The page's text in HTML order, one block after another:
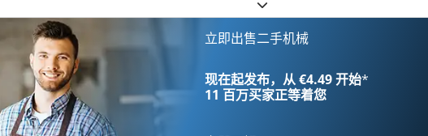
立即出售二手机械
现在起发布，从 €4.49 开始*
11 百万买家正等着您